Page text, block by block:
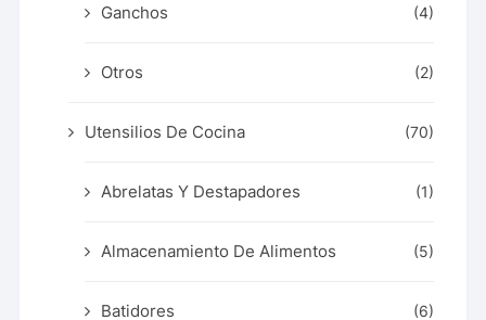
Ganchos (4)
Otros (2)
Utensilios De Cocina (70)
Abrelatas Y Destapadores (1)
Almacenamiento De Alimentos (5)
Batidores (6)